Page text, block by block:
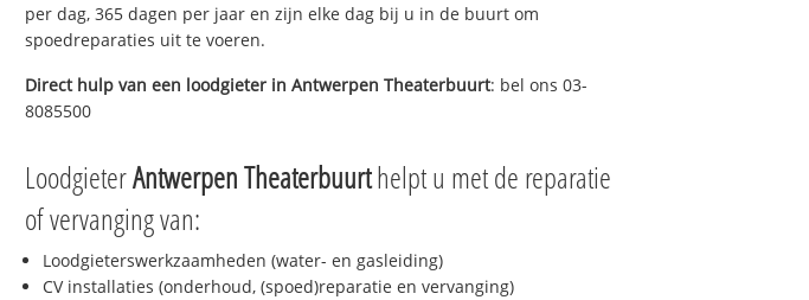
per dag, 365 dagen per jaar en zijn elke dag bij u in de buurt om
spoedreparaties uit te voeren.
Direct hulp van een loodgieter in Antwerpen Theaterbuurt: bel ons 03-
8085500
LoodgieterAntwerpen Theaterbuurthelpt u met de reparatie
of vervanging van:
Loodgieterswerkzaamheden (water- en gasleiding)
CV installaties (onderhoud, (spoed)reparatie en vervanging)